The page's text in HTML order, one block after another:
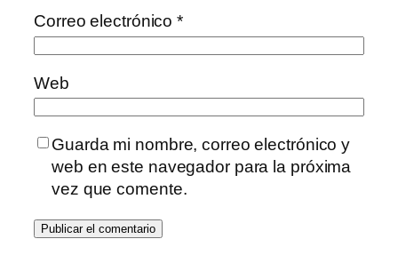
Correo electrónico*
Web
Guarda mi nombre, correo electrónico y
web en este navegador para la próxima
vez que comente.